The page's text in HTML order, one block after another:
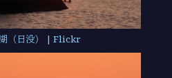
（日没） | Flickr